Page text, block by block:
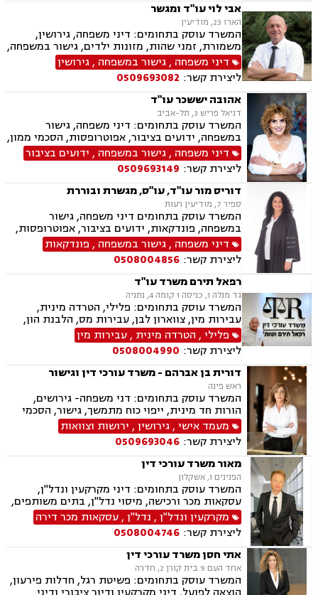
אבי לוי עו"ד ומגשר
הארז 23, מודיעין
המשרד עוסק בתחומים: דיני משפחה, גירושין,
משמורת, זמני שהות, מזונות ילדים, גישור במשפחה,
ניכור הורי, פירוק שיתוף, ייצוג בבית דין רבני "גיטין",
הסכמי ממון, אפוטרופסות, ייפוי כוח מתמשך, ירושות
וצוואות, העברה בין דורית, הסכם ידועים בציבור,
מקרקעין ונדל"ן, עסקאות מכר דירה, פינוי מושכר,
ליקויי בניה
דיני משפחה ,גישור במשפחה ,גירושין
ליצירת קשר: 0509693082
אהובה יששכר עו"ד
דניאל פריש 3, תל-אביב
המשרד עוסק בתחומים: דיני משפחה, גישור
במשפחה, ידועים בציבור, אפוטרופסות, הסכמי ממון,
אבהות, מזונות, משמורת, גירושין, הורות חד מינית,
נישואים אזרחיים, אימוץ, חלוקת רכוש, מעמד אישי,
זמני שהות, העברה בין דורית, ייפוי כוח מתמשך,
נוטריון
דיני משפחה ,גישור במשפחה , ידועים בציבור
ליצירת קשר: 0509693149
דוריס מור עו"ד, עו"ס, מגשרת ובוררת
ספיר 7, מודיעין רעות
המשרד עוסק בתחומים דיני משפחה, גישור
במשפחה, פונדקאות, ידועים בציבור, אפוטרופסות,
הסכמי ממון, אבהות, מזונות, משמורת, גירושין,
הורות חד מינית, נישואים אזרחיים, חוק הנוער,
אימוץ, חלוקת רכוש, מעמד אישי, זמני שהות, אומנה,
ייפוי כוח מתמשך
דיני משפחה ,גישור במשפחה , פונדקאות
ליצירת קשר: 0508004856
רפאל תירם משרד עו"ד
גד מנלה 1, כניסה 1 קומה 4, נתניה
המשרד עוסק בתחומים: פלילי, הטרדה מינית,
עבירות מין, צווארון לבן, עבירות מס, הלבנת הון,
אלימות במשפחה, עבירות סמים, ועדת שיחרורים,
תעבורה, נהיגה בשכרות, שלילת רישיון נהיגה,
פסילת רישיון מנהלית, המכון הרפואי לבטיחות
בדרכים, פשיטת רגל, הוצאה לפועל, דיני משפלה,
הסכמי ממון, צוואות וירושות, יפוי כוח מתמשך
פלילי, הטרדה מינית ,עבירות מין
ליצירת קשר: 0508004990
דורית בן אברהם - משרד עורכי דין וגישור
ראש פינה
המשרד עוסק בתחומים: דני משפחה- גירושים,
הורות חד מינית, ייפוי כוח מתמשך, גישור, הסכמי
ממון, צוואות וירושות, חלוקת רכוש. פלילי- עבירות
מין וסמים, אלימות במשפחה ותעבורה
מעמד אישי,גירושין, ירושות וצוואות
ליצירת קשר: 0509693046
מאור משרד עורכי דין
הפנינים 1, אשקלון
המשרד עוסק בתחומים: דיני מקרקעין ונדל"ן,
עסקאות מכר ורכישה, מיסוי נדל"ן, בתים משותפים,
תכנון ובניה, ליקוי בניה, מושבים וקיבוצים, קבוצת
רכישה, מגרשים לבניה, רשות מקרקעי ישראל,
ירושות וצוואות, הסכמי ממון, ייפוי כוח מתמשך, דיני
משפחה, פונדקאות, מזונות, גישור, אפוטרופסות,
גירושין, נשואים אזרחיים, מעמד אישי, ניכור הורי,
זמני שהות, העברה בין דורית
מקרקעין ונדל"ן, נדל"ן,עסקאות מכר דירה
ליצירת קשר: 0508004746
אתי חסן משרד עורכי דין
אחד העם 9 בית קורן 2, חדרה
המשרד עוסק בתחומים: פשיטת רגל, חדלות פירעון,